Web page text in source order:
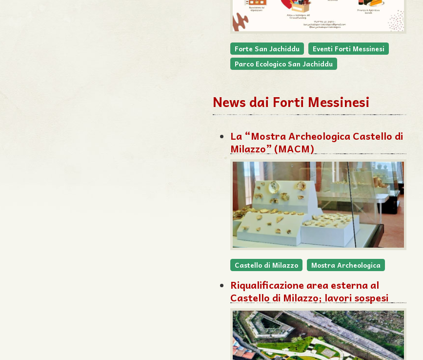
Forte San Jachiddu
Eventi Forti Messinesi
Parco Ecologico San Jachiddu
News dai Forti Messinesi
La “Mostra Archeologica Castello di
Milazzo” (MACM)
Castello di Milazzo Mostra Archeologica
Riqualificazione area esterna al
Castello di Milazzo; lavori sospesi